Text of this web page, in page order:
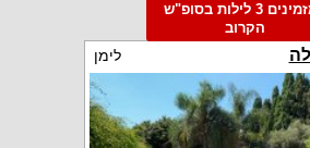
למזמינים 3 לילות בסופ"ש
הקרוב
לימן